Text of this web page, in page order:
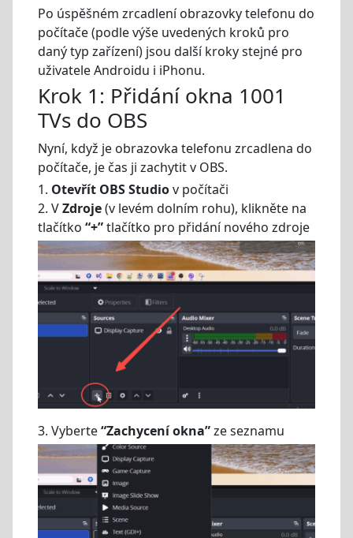
Po úspěšném zrcadlení obrazovky telefonu do
počítače (podle výše uvedených kroků pro
daný typ zařízení) jsou další kroky stejné pro
uživatele Androidu i iPhonu.
Krok 1: Přidání okna 1001
TVs do OBS
Nyní, když je obrazovka telefonu zrcadlena do
počítače, je čas ji zachytit v OBS.
1. Otevřít OBS Studiov počítači
2. VZdroje(v levém dolním rohu), klikněte na
tlačítko “+”tlačítko pro přidání nového zdroje
3. Vyberte“Zachycení okna”ze seznamu